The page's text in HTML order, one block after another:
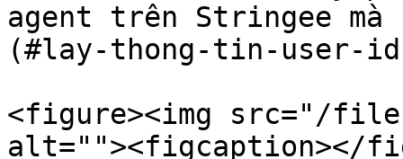
agent trên Stringee mà
(#lay-thong-tin-user-
<figure><img src="/files/
alt=""><figcaption></